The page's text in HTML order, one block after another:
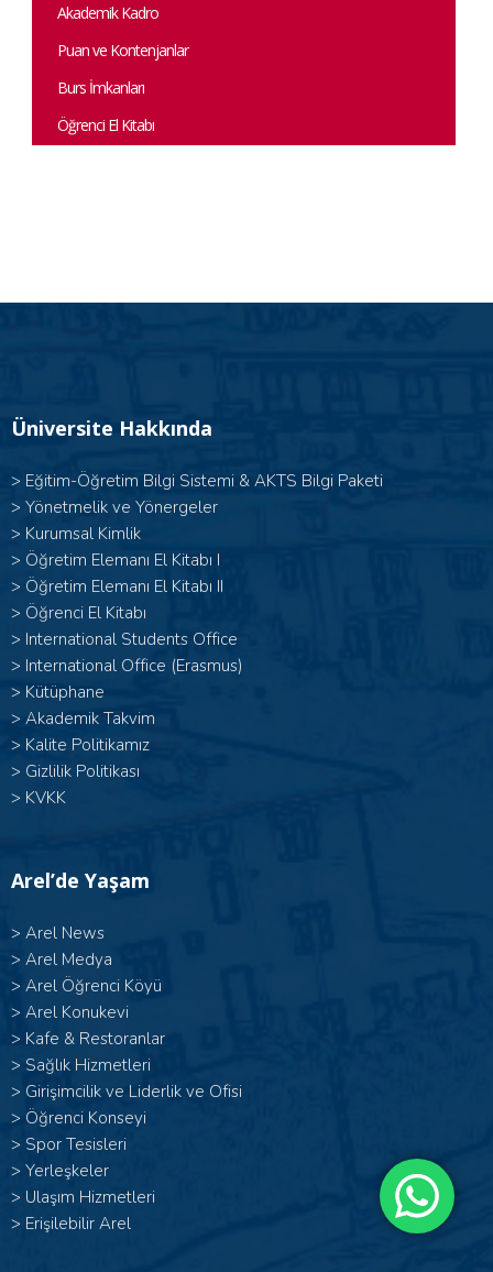
Akademik Kadro
Puan ve Kontenjanlar
Burs İmkanları
Öğrenci El Kitabı
Üniversite Hakkında
> Eğitim-Öğretim Bilgi Sistemi & AKTS Bilgi Paketi
> Yönetmelik ve Yönergeler
> Kurumsal Kimlik
> Öğretim Elemanı El Kitabı I
> Öğretim Elemanı El Kitabı II
> Öğrenci El Kitabı
> International Students Office
> International Office (Erasmus)
> Kütüphane
> Akademik Takvim
> Kalite Politikamız
> Gizlilik Politikası
> KVKK
Arel’de Yaşam
> Arel News
> Arel Medya
> Arel Öğrenci Köyü
> Arel Konukevi
> Kafe & Restoranlar
> Sağlık Hizmetleri
> Girişimcilik ve Liderlik ve Ofisi
> Öğrenci Konseyi
> Spor Tesisleri
> Yerleşkeler
> Ulaşım Hizmetleri
> Erişilebilir Arel